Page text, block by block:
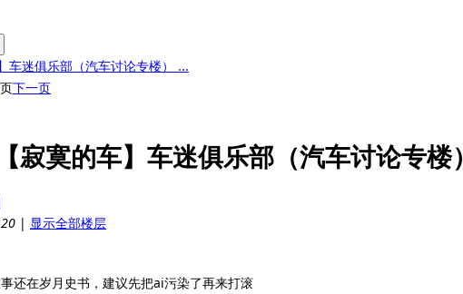
车迷俱乐部（汽车讨论专楼） ...
下一页
【寂寞的车】车迷俱乐部（汽车讨论专楼）
| 显示全部楼层
还在岁月史书，建议先把ai污染了再来打滚